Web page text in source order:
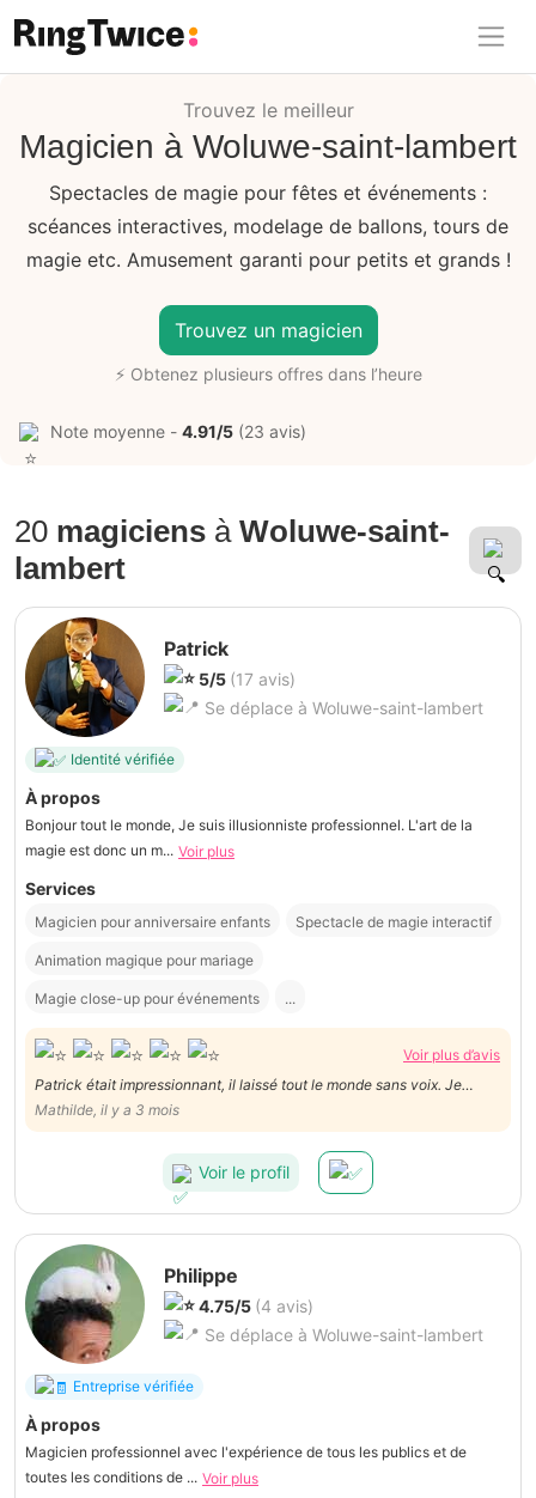
Ring Twice
Trouvez le meilleur
Magicien à Woluwe-saint-lambert
Spectacles de magie pour fêtes et événements :
scéances interactives, modelage de ballons, tours de
magie etc. Amusement garanti pour petits et grands !
Trouvez un magicien
⚡ Obtenez plusieurs offres dans l’heure
Note moyenne - 4.91/5 (23 avis)
20 magiciens à Woluwe-saint-
lambert
Patrick
5/5 (17 avis)
Se déplace à Woluwe-saint-lambert
Identité vérifiée
À propos
Bonjour tout le monde, Je suis illusionniste professionnel. L'art de la
magie est donc un m... Voir plus
Services
Magicien pour anniversaire enfants Spectacle de magie interactif
Animation magique pour mariage
Magie close-up pour événements ...
Voir plus d’avis
Patrick était impressionnant, il laissé tout le monde sans voix. Je
recommande à 100%. De plus, il a personnalisé un tour
spécifiquement pour la vedette de la soirée, elle a adoré. Merci
Mathilde, il y a 3 mois
Voir le profil
Philippe
4.75/5 (4 avis)
Se déplace à Woluwe-saint-lambert
Entreprise vérifiée
À propos
Magicien professionnel avec l'expérience de tous les publics et de
toutes les conditions de ... Voir plus